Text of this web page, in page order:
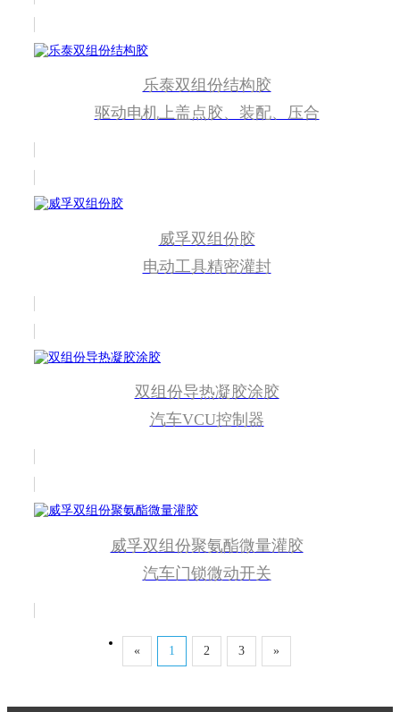
乐泰双组份结构胶
驱动电机上盖点胶、装配、压合
威孚双组份胶
电动工具精密灌封
双组份导热凝胶涂胶
汽车VCU控制器
威孚双组份聚氨酯微量灌胶
汽车门锁微动开关
« 1 2 3 »